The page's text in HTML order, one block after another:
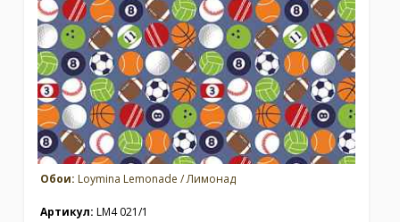
Заказать обратный звонок
Обои: Loymina Lemonade / Лимонад
Артикул: LM4 021/1